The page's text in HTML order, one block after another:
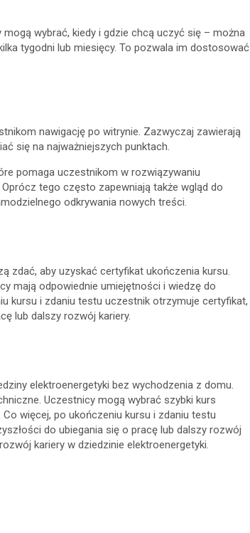
wybrać, kiedy i gdzie chcą uczyć się – można
tygodni lub miesięcy. To pozwala im dostosować
nawigację po witrynie. Zazwyczaj zawierają
się na najważniejszych punktach.
pomaga uczestnikom w rozwiązywaniu
tego często zapewniają także wgląd do
odkrywania nowych treści.
zdać, aby uzyskać certyfikat ukończenia kursu.
mają odpowiednie umiejętności i wiedzę do
kursu i zdaniu testu uczestnik otrzymuje certyfikat,
lub dalszy rozwój kariery.
elektroenergetyki bez wychodzenia z domu.
Uczestnicy mogą wybrać szybki kurs
więcej, po ukończeniu kursu i zdaniu testu
do ubiegania się o pracę lub dalszy rozwój
kariery w dziedzinie elektroenergetyki.